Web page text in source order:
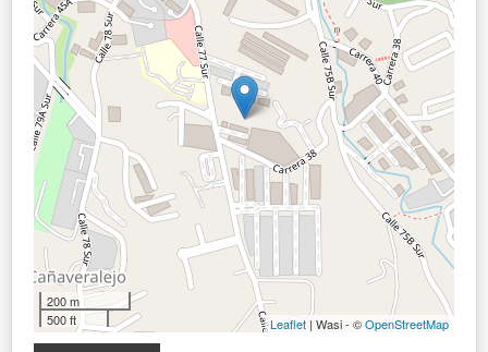
200 m
500 ft
Leaflet | Wasi - ©OpenStreetMap